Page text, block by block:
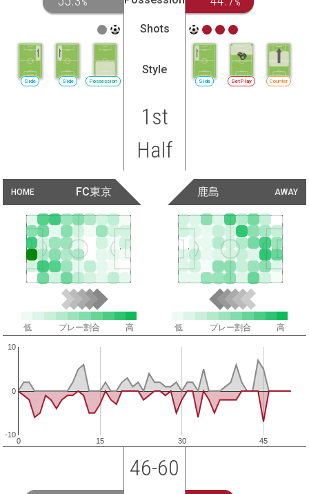
% %
Shots
Possession
Side
Side
Style
Side SetPlay Counter
1st
Half
HOME FC東京 AWAY
鹿島
低 プレー割合 高 低 プレー割合 高
0 15 30 45
-10
0
10
46-60